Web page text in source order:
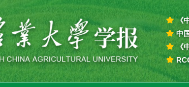
《
中
《